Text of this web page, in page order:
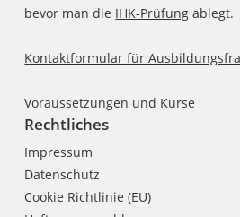
bevor man die IHK-Prüfung ablegt.
Kontaktformular für
Voraussetzungen und Kurse
Rechtliches
Impressum
Datenschutz
Cookie Richtlinie (EU)